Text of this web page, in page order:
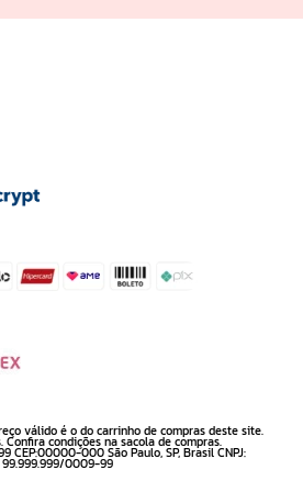
válido é o do carrinho de compras deste site.
condições na sacola de compras.
CEP:00000-000 São Paulo, SP, Brasil CNPJ:
99.999.999/0009-99